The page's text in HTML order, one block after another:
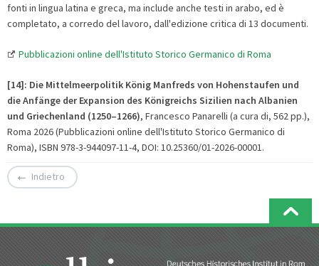
fonti in lingua latina e greca, ma include anche testi in arabo, ed è
completato, a corredo del lavoro, dall'edizione critica di 13 documenti.
Pubblicazioni online dell'Istituto Storico Germanico di Roma
[14]: Die Mittelmeerpolitik König Manfreds von Hohenstaufen und
die Anfänge der Expansion des Königreichs Sizilien nach Albanien
und Griechenland (1250–1266), Francesco Panarelli (a cura di, 562 pp.),
Roma 2026 (Pubblicazioni online dell'Istituto Storico Germanico di
Roma), ISBN 978-3-944097-11-4, DOI: 10.25360/01-2026-00001.
Indietro